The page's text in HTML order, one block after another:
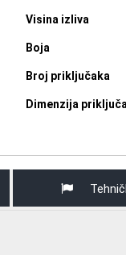
Visina izliva
Boja
Broj priključaka
Dimenzija